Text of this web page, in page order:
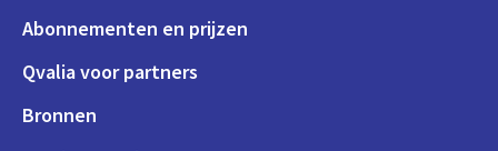
Abonnementen en prijzen
Qvalia voor partners
Bronnen